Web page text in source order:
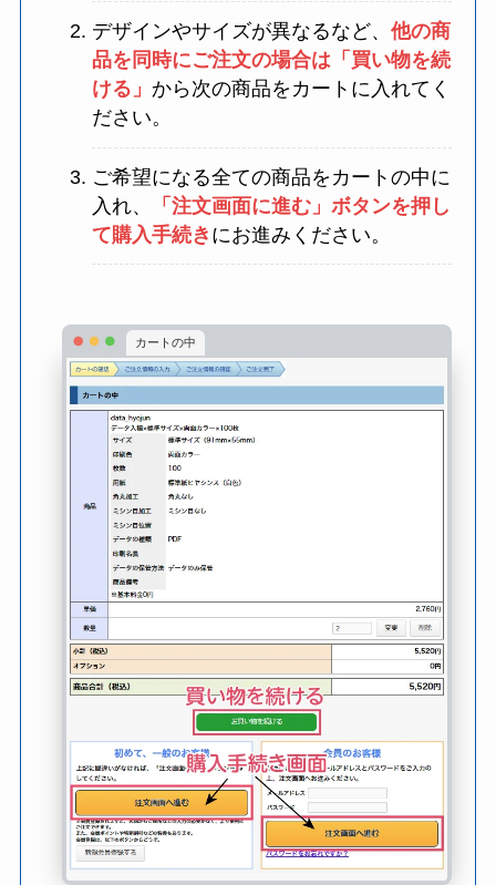
デザインやサイズが異なるなど、他の商
品を同時にご注文の場合は「買い物を続
ける」から次の商品をカートに入れてく
ださい。
ご希望になる全ての商品をカートの中に
入れ、
「注文画面に進む」ボタンを押し
て購入手続き にお進みください。
カートの中